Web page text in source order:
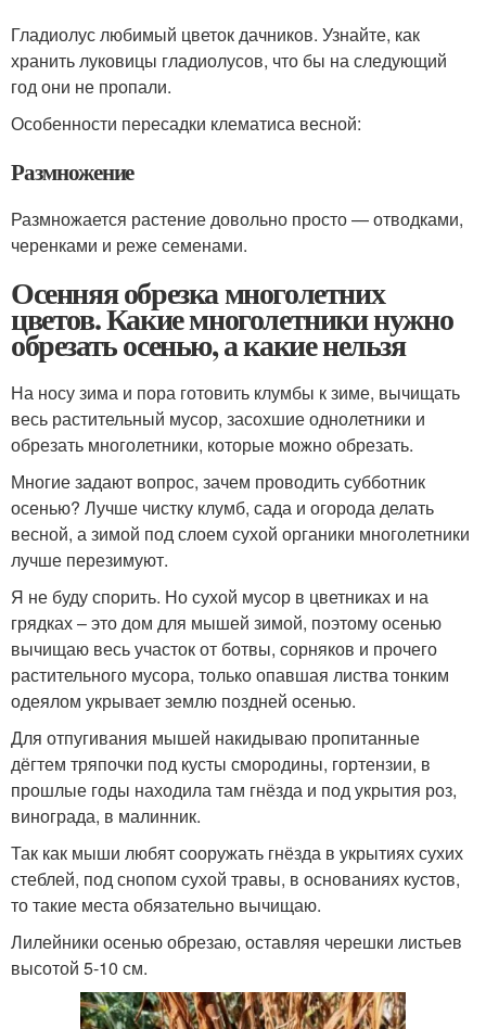
Гладиолус любимый цветок дачников. Узнайте, как
хранить луковицы гладиолусов, что бы на следующий
год они не пропали.
Особенности пересадки клематиса весной:
Размножение
Размножается растение довольно просто — отводками,
черенками и реже семенами.
Осенняя обрезка многолетних
цветов. Какие многолетники нужно
обрезать осенью, а какие нельзя
На носу зима и пора готовить клумбы к зиме, вычищать
весь растительный мусор, засохшие однолетники и
обрезать многолетники, которые можно обрезать.
Многие задают вопрос, зачем проводить субботник
осенью? Лучше чистку клумб, сада и огорода делать
весной, а зимой под слоем сухой органики многолетники
лучше перезимуют.
Я не буду спорить. Но сухой мусор в цветниках и на
грядках – это дом для мышей зимой, поэтому осенью
вычищаю весь участок от ботвы, сорняков и прочего
растительного мусора, только опавшая листва тонким
одеялом укрывает землю поздней осенью.
Для отпугивания мышей накидываю пропитанные
дёгтем тряпочки под кусты смородины, гортензии, в
прошлые годы находила там гнёзда и под укрытия роз,
винограда, в малинник.
Так как мыши любят сооружать гнёзда в укрытиях сухих
стеблей, под снопом сухой травы, в основаниях кустов,
то такие места обязательно вычищаю.
Лилейники осенью обрезаю, оставляя черешки листьев
высотой 5-10 см.